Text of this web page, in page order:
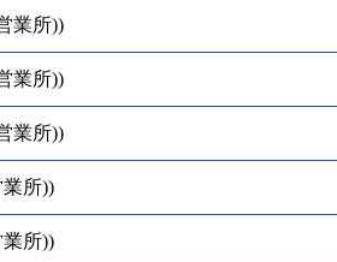
業所))
業所))
業所))
所))
所))